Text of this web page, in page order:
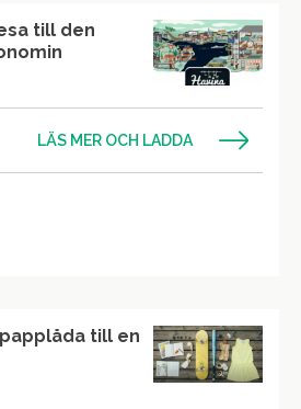
till den
LÄS MER OCH LADDA
till en